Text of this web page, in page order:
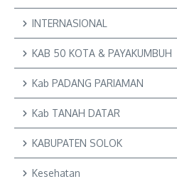
INTERNASIONAL
KAB 50 KOTA & PAYAKUMBUH
Kab PADANG PARIAMAN
Kab TANAH DATAR
KABUPATEN SOLOK
Kesehatan